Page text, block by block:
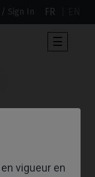
vigueur en
/ Sign In FR
Toggle
☰